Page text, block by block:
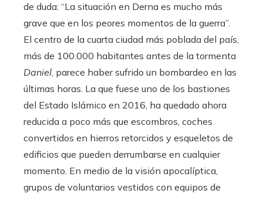
de duda: “La situación en Derna es mucho más
grave que en los peores momentos de la guerra”.
El centro de la cuarta ciudad más poblada del país,
más de 100.000 habitantes antes de la tormenta
Daniel, parece haber sufrido un bombardeo en las
últimas horas. La que fuese uno de los bastiones
del Estado Islámico en 2016, ha quedado ahora
reducida a poco más que escombros, coches
convertidos en hierros retorcidos y esqueletos de
edificios que pueden derrumbarse en cualquier
momento. En medio de la visión apocalíptica,
grupos de voluntarios vestidos con equipos de